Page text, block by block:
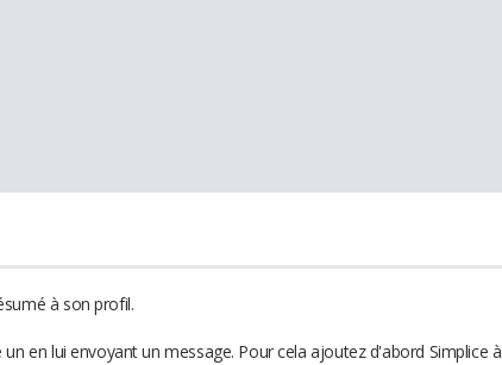
à son profil.
en lui envoyant un message. Pour cela ajoutez d'abord Simplice à